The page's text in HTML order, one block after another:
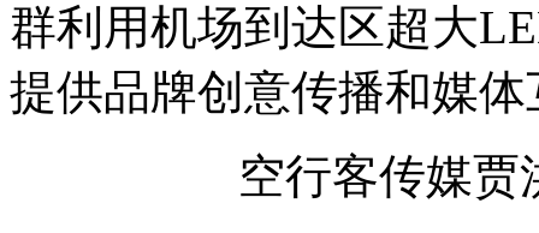
群利用机场到达区超大
提供品牌创意传播和媒
空行客传媒贾